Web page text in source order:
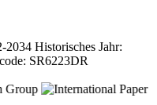
2034 Historisches Jahr:
SR6223DR